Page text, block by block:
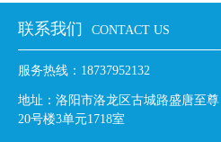
联系我们 CONTACT US
服务热线：18737952132
地址：洛阳市洛龙区古城路盛唐至尊
20号楼3单元1718室